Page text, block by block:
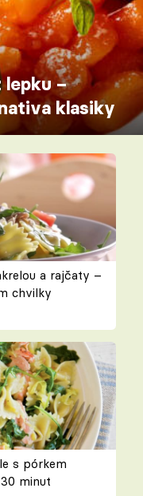
–
klasiky
a rajčaty –
chvilky
s pórkem
minut